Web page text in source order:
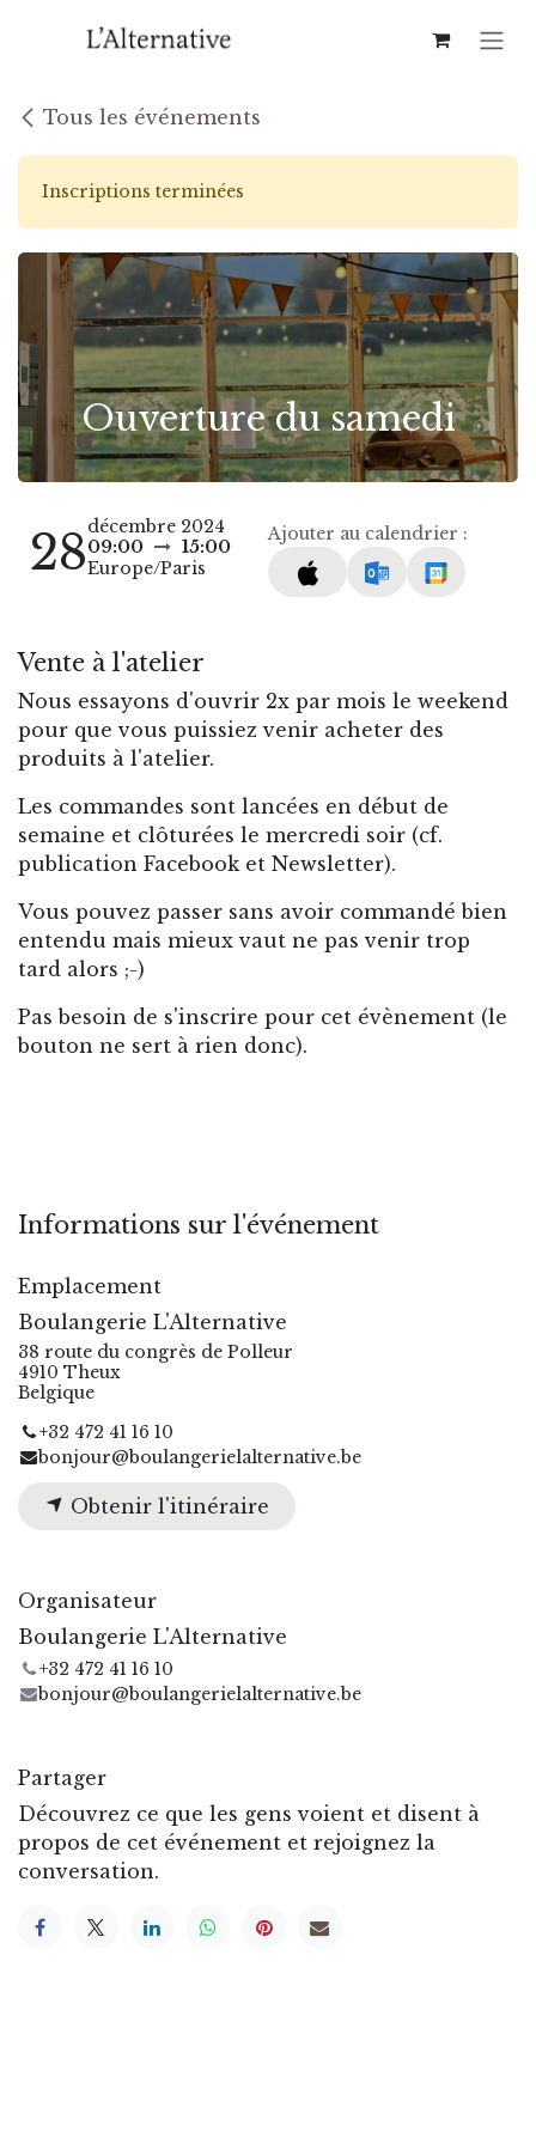
Tous les événements
Inscriptions terminées
Ouverture du samedi
28décembre 2024
09:00
15:00
Europe/Paris
Ajouter au calendrier :
Vente à l'atelier
Nous essayons d'ouvrir 2x par mois le weekend
pour que vous puissiez venir acheter des
produits à l'atelier.
Les commandes sont lancées en début de
semaine et clôturées le mercredi soir (cf.
publication Facebook et Newsletter).
Vous pouvez passer sans avoir commandé bien
entendu mais mieux vaut ne pas venir trop
tard alors ;-)
Pas besoin de s'inscrire pour cet évènement (le
bouton ne sert à rien donc).
Informations sur l'événement
Emplacement
Boulangerie L'Alternative
38 route du congrès de Polleur
4910 Theux
Belgique
+32 472 41 16 10
bonjour@boulangerielalternative.be
Obtenir l'itinéraire
Organisateur
Boulangerie L'Alternative
+32 472 41 16 10
bonjour@boulangerielalternative.be
Partager
Découvrez ce que les gens voient et disent à
propos de cet événement et rejoignez la
conversation.